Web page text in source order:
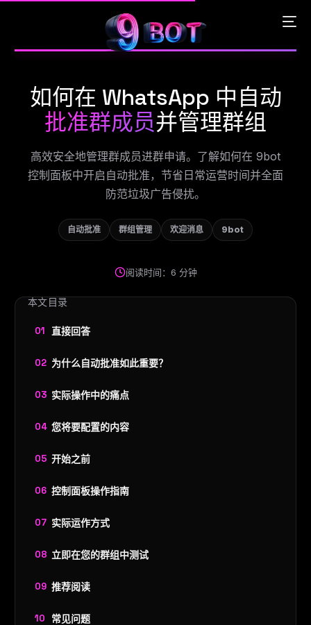
如何在 WhatsApp 中自动
批准群成员并管理群组
高效安全地管理群成员进群申请。了解如何在 9bot
控制面板中开启自动批准，节省日常运营时间并全面
防范垃圾广告侵扰。
自动批准 群组管理 欢迎消息 9bot
阅读时间：6 分钟
本文目录
直接回答
为什么自动批准如此重要？
实际操作中的痛点
您将要配置的内容
开始之前
控制面板操作指南
实际运作方式
立即在您的群组中测试
推荐阅读
常见问题
English
Español
中文 (中国)